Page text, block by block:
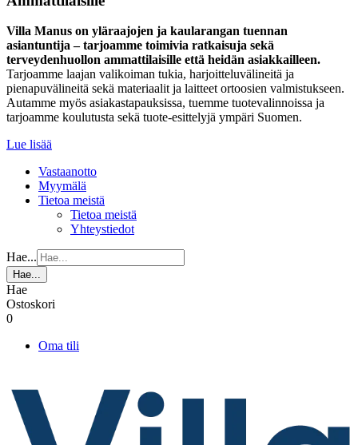
Villa Manus on yläraajojen ja kaularangan tuennan
asiantuntija – tarjoamme toimivia ratkaisuja sekä
terveydenhuollon ammattilaisille että heidän asiakkailleen.
Tarjoamme laajan valikoiman tukia, harjoitteluvälineitä ja
pienapuvälineitä sekä materiaalit ja laitteet ortoosien valmistukseen.
Autamme myös asiakastapauksissa, tuemme tuotevalinnoissa ja
tarjoamme koulutusta sekä tuote-esittelyjä ympäri Suomen.
Lue lisää
Vastaanotto
Myymälä
Tietoa meistä
Tietoa meistä
Yhteystiedot
Hae...
Hae...
Hae
Ostoskori
0
Oma tili